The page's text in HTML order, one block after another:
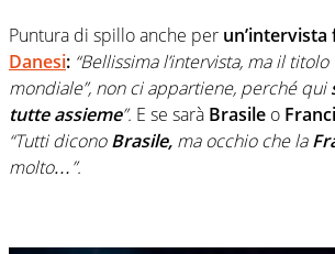
Puntura di spillo anche per un’intervista
Danesi: “Bellissima l’intervista, ma il titolo
mondiale”, non ci appartiene, perché qui
tutte assieme”. E se sarà Brasile o
“Tutti diconoBrasile, ma occhio che la
molto…”.